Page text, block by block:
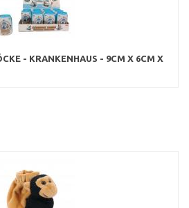
- KRANKENHAUS - 9CM X 6CM X